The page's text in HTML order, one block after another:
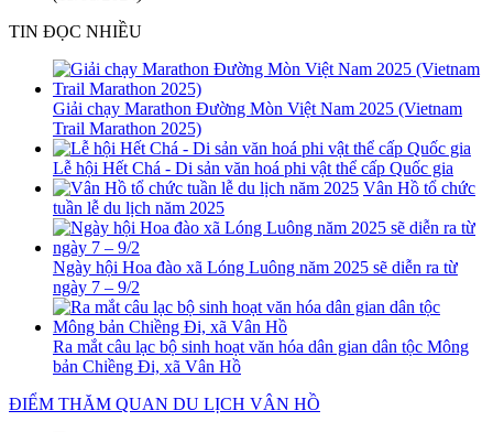
TIN ĐỌC NHIỀU
Giải chạy Marathon Đường Mòn Việt Nam 2025 (Vietnam
Trail Marathon 2025)
Lễ hội Hết Chá - Di sản văn hoá phi vật thể cấp Quốc gia
Vân Hồ tổ chức
tuần lễ du lịch năm 2025
Ngày hội Hoa đào xã Lóng Luông năm 2025 sẽ diễn ra từ
ngày 7 – 9/2
Ra mắt câu lạc bộ sinh hoạt văn hóa dân gian dân tộc Mông
bản Chiềng Đi, xã Vân Hồ
ĐIỂM THĂM QUAN DU LỊCH VÂN HỒ